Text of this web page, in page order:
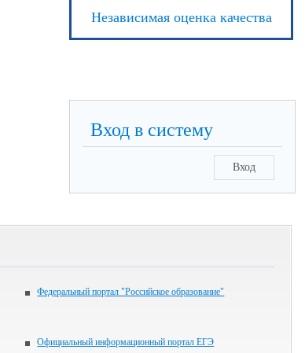
Независимая оценка качества
Вход в систему
Вход
Федеральный портал "Российское образование"
Официальный информационный портал ЕГЭ